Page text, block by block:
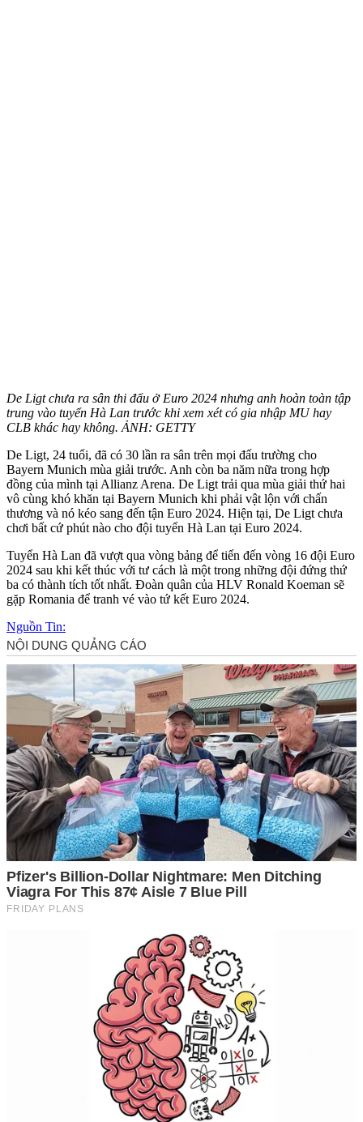
De Ligt chưa ra sân thi đấu ở Euro 2024 nhưng anh hoàn toàn tập
trung vào tuyển Hà Lan trước khi xem xét có gia nhập MU hay
CLB khác hay không. ẢNH: GETTY
De Ligt, 24 tuổi, đã có 30 lần ra sân trên mọi đấu trường cho
Bayern Munich mùa giải trước. Anh còn ba năm nữa trong hợp
đồng của mình tại Allianz Arena. De Ligt trải qua mùa giải thứ hai
vô cùng khó khăn tại Bayern Munich khi phải vật lộn với chấn
thương và nó kéo sang đến tận Euro 2024. Hiện tại, De Ligt chưa
chơi bất cứ phút nào cho đội tuyển Hà Lan tại Euro 2024.
Tuyển Hà Lan đã vượt qua vòng bảng để tiến đến vòng 16 đội Euro
2024 sau khi kết thúc với tư cách là một trong những đội đứng thứ
ba có thành tích tốt nhất. Đoàn quân của HLV Ronald Koeman sẽ
gặp Romania để tranh vé vào tứ kết Euro 2024.
Nguồn Tin: